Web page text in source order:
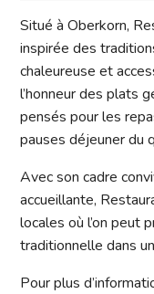
Situé à Oberkorn,
inspirée des
chaleureuse et
l’honneur des plats
pensés pour les
pauses déjeuner du
Avec son cadre
accueillante,
locales où l’on peut
traditionnelle dans
Pour plus